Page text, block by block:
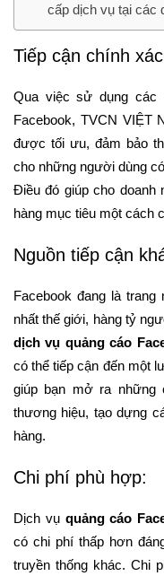
cấp dịch vụ tại các
Tiếp cận chính
Qua việc sử dụng các
Facebook, TVCN VIỆT
được tối ưu, đảm bảo
cho những người dùng
Điều đó giúp cho doanh
hàng mục tiêu một cách
Nguồn tiếp cận
Facebook đang là
nhất thế giới, hàng tỷ
dịch vụ quảng cáo
có thể tiếp cận đến một
giúp bạn mở ra những
thương hiệu, tạo dựng
hàng.
Chi phí phù hợp:
Dịch vụ quảng cáo
có chi phí thấp hơn
truyền thống khác. Chi